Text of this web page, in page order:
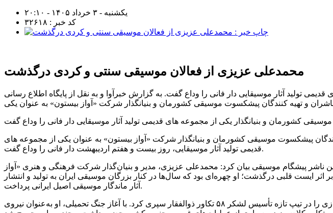
یکشنبه - ۳ خرداد ۱۴۰۵ - ۲۰:۱۰
کد خبر : ۳۲۶۱۸
محمدعلی عزیزی از فعالان موسیقی سنتی و کردی درگذشت
تولید آثار موسیقایی دار فانی را وداع گفت. به گزارش خبرآوا و به نقل از پایگاه اطلاع رسانی
پیشکسوت موسیقی کشورمان و بنیانگذار شرکت «آواز بیستون» به عنوان یکی از مجموعه های
قدیمی تولید آثار موسیقایی، روز بیست و هفتم اردیبهشت دار فانی را وداع گفت.
پیشگام موسیقی بیان کرد: محمدعلی عزیزی، مدیر و بنیان‌گذار شرکت فرهنگی و هنری «آواز
باسابقه موسیقی سنتی و کردی ایران، روز ۲۷ اردیبهشت ۱۴۰۵ در سن ۶۶ سالگی بر اثر ایست قلبی درگذشت؛ او چهره‌ای بود که سال‌ها در کنار بزرگان موسیقی ایران به تولید و انتشار
آثار ماندگار موسیقی اصیل ایرانی پرداخت.
زنده‌یاد محمدعلی عزیزی در دوران جوانی از قهرمانان دو میدانی استان کرمانشاه بود و دوران خدمت سربازی را در تیپ تازه‌ تأسیس لشکر ۵۸ تکاور ذوالفقار سپری کرد. با آغاز جنگ تحمیلی، او به‌عنوان نیروی